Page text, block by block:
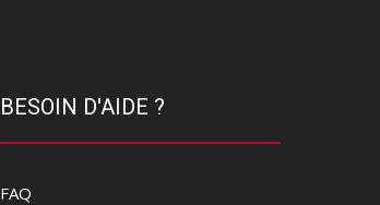
BESOIN D'AIDE ?
FAQ